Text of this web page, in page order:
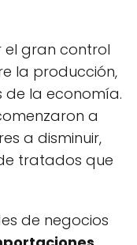
el gran control
la producción,
de la economía.
a
a disminuir,
tratados que
de negocios